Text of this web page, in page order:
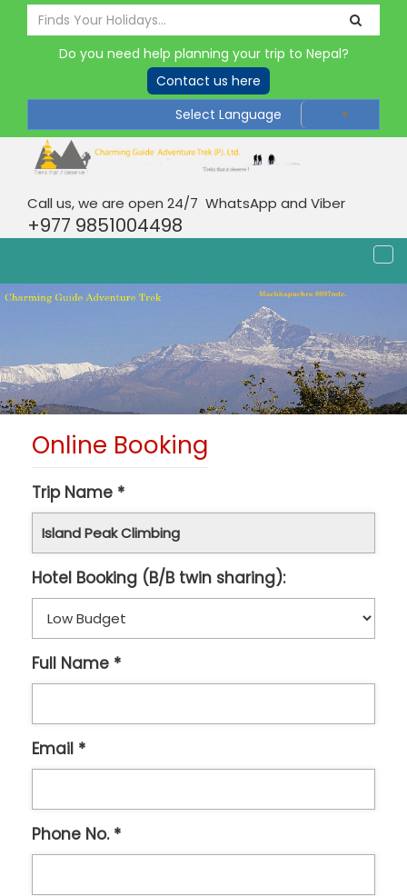
Do you need help planning your trip to Nepal?
Contact us here
Select Language
▼
Call us, we are open 24/7 WhatsApp and Viber
+977 9851004498
Online Booking
Trip Name *
Hotel Booking (B/B twin sharing):
Full Name *
Email *
Phone No. *